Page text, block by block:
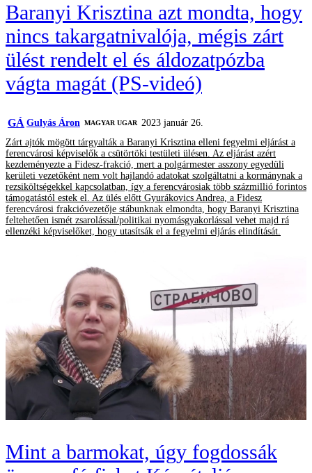
Baranyi Krisztina azt mondta, hogy
nincs takargatnivalója, mégis zárt
ülést rendelt el és áldozatpózba
vágta magát (PS-videó)
GÁ Gulyás Áron MAGYAR UGAR 2023 január 26.
Zárt ajtók mögött tárgyalták a Baranyi Krisztina elleni fegyelmi eljárást a
ferencvárosi képviselők a csütörtöki testületi ülésen. Az eljárást azért
kezdeményezte a Fidesz-frakció, mert a polgármester asszony egyedüli
kerületi vezetőként nem volt hajlandó adatokat szolgáltatni a kormánynak a
rezsiköltségekkel kapcsolatban, így a ferencvárosiak több százmillió forintos
támogatástól estek el. Az ülés előtt Gyurákovics Andrea, a Fidesz
ferencvárosi frakcióvezetője stábunknak elmondta, hogy Baranyi Krisztina
feltehetően ismét zsarolással/politikai nyomásgyakorlással vehet majd rá
ellenzéki képviselőket, hogy utasítsák el a fegyelmi eljárás elindítását.
Mint a barmokat, úgy fogdossák